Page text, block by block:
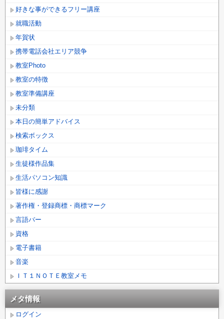
好きな事ができるフリー講座
就職活動
年賀状
携帯電話会社エリア競争
教室Photo
教室の特徴
教室準備講座
未分類
本日の簡単アドバイス
検索ボックス
珈琲タイム
生徒様作品集
生活パソコン知識
皆様に感謝
著作権・登録商標・商標マーク
言語バー
資格
電子書籍
音楽
ＩＴ１ＮＯＴＥ教室メモ
メタ情報
ログイン